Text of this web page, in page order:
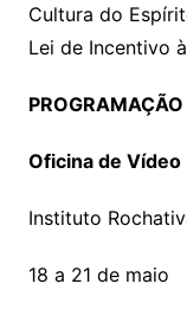
Cultura do
Lei de Incentivo
Oficina de Vídeo
Instituto
18 a 21 de maio